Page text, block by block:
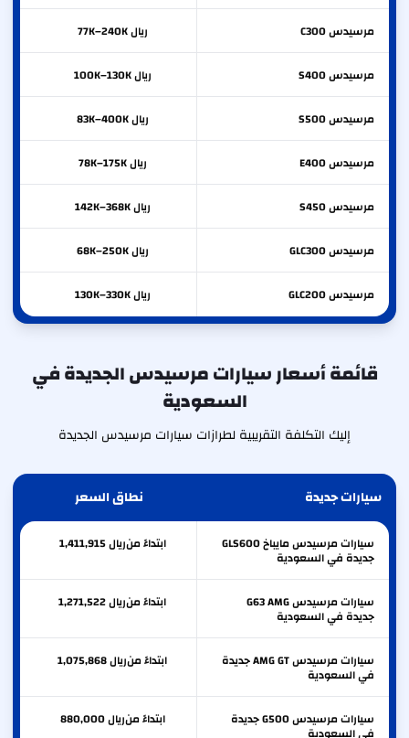
مرسيدسC300 ريال 77K–240K
مرسيدسS400 ريال 100K–130K
مرسيدسS500 ريال 83K–400K
مرسيدسE400 ريال 78K–175K
مرسيدسS450 ريال 142K–368K
مرسيدسGLC300 ريال 68K–250K
مرسيدسGLC200 ريال 130K–330K
قائمة أسعار سيارات مرسيدس الجديدة في
السعودية
إليك التكلفة التقريبية لطرازات سيارات مرسيدس الجديدة
سيارات جديدة نطاق السعر
سيارات مرسيدس مايباخ GLS600
جديدة في السعودية
ابتداءً من 1,411,915ريال
سيارات مرسيدس G63 AMG
جديدة في السعودية
ابتداءً من 1,271,522ريال
سيارات مرسيدس AMG GT جديدة
في السعودية
ابتداءً من 1,075,868ريال
سيارات مرسيدس G500 جديدة
في السعودية
ابتداءً من 880,000ريال